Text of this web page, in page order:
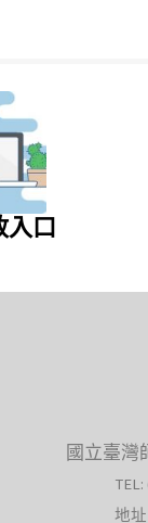
入口
國立臺灣
TEL:
地